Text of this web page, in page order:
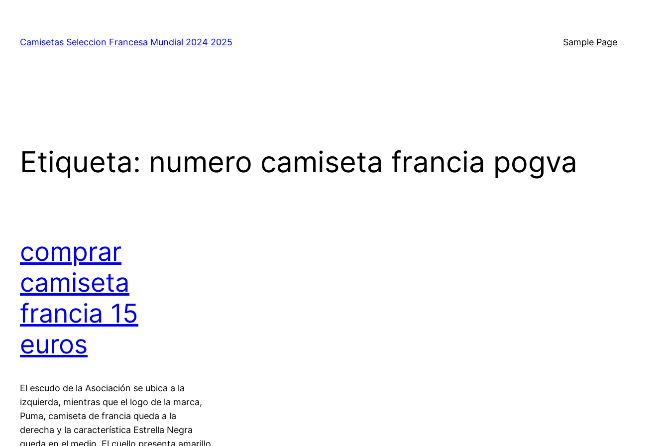
contenido
Camisetas Seleccion Francesa Mundial 2024 2025 Sample Page
Etiqueta: numero camiseta francia pogva
comprar
camiseta
francia 15
euros
El escudo de la Asociación se ubica a la
izquierda, mientras que el logo de la marca,
Puma, camiseta de francia queda a la
derecha y la característica Estrella Negra
queda en el medio. El cuello presenta amarillo